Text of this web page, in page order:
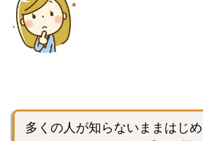
多くの人が知らないままはじ